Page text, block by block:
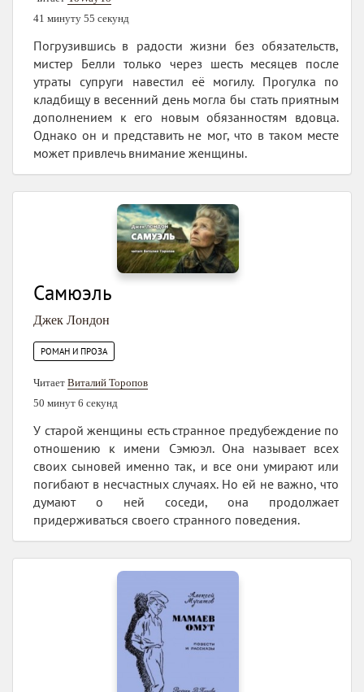
41 минуту 55 секунд
Погрузившись в радости жизни без обязательств,
мистер Белли только через шесть месяцев после
утраты супруги навестил её могилу. Прогулка по
кладбищу в весенний день могла бы стать приятным
дополнением к его новым обязанностям вдовца.
Однако он и представить не мог, что в таком месте
может привлечь внимание женщины.
Самюэль
Джек Лондон
РОМАН И ПРОЗА
Читает Виталий Торопов
50 минут 6 секунд
У старой женщины есть странное предубеждение по
отношению к имени Сэмюэл. Она называет всех
своих сыновей именно так, и все они умирают или
погибают в несчастных случаях. Но ей не важно, что
думают о ней соседи, она продолжает
придерживаться своего странного поведения.